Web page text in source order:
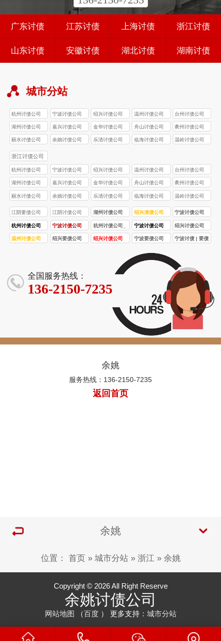
广东讨债 江苏讨债 上海讨债 浙江讨债
山东讨债 安徽讨债 湖北讨债 湖南讨债
城市分站
杭州讨债公司 宁波讨债公司 绍兴讨债公司 温州讨债公司 台州讨债公司
湖州讨债公司 嘉兴讨债公司 金华讨债公司 舟山讨债公司 衢州讨债公司
丽水讨债公司 余姚讨债公司 乐清讨债公司 临海讨债公司 温岭讨债公司
浙江讨债公司
杭州讨债公司 宁波讨债公司 绍兴讨债公司 温州讨债公司 台州讨债公司
湖州讨债公司 嘉兴讨债公司 金华讨债公司 舟山讨债公司 衢州讨债公司
丽水讨债公司 余姚讨债公司 乐清讨债公司 临海讨债公司 温岭讨债公司
江阴要债公司 江阴讨债公司 湖州讨债公司 绍兴清债公司 宁波讨债公司
杭州讨债公司
收费标准解
宁波讨债公司
常见问题解
杭州讨债公司_
杭州要债公司_
务，本地团队
宁波讨债公司
怎么选？从产
细节的实用攻
绍兴讨债公司
哪家好？本地
温州讨债公司
绍兴要债公司
轻松解决
绍兴讨债公司
越城 / 柯桥 解
宁波要债公司
讨债 / 收债经验
宁波讨债 | 要债
处理 专业团队
全国服务热线：
136-2150-7235
余姚
服务热线：136-2150-7235
返回首页
余姚
位置： 首页» 城市分站» 浙江 » 余姚
Copyright © 2026 All Right Reserve
余姚讨债公司
网站地图 （百度） 更多支持： 城市分站